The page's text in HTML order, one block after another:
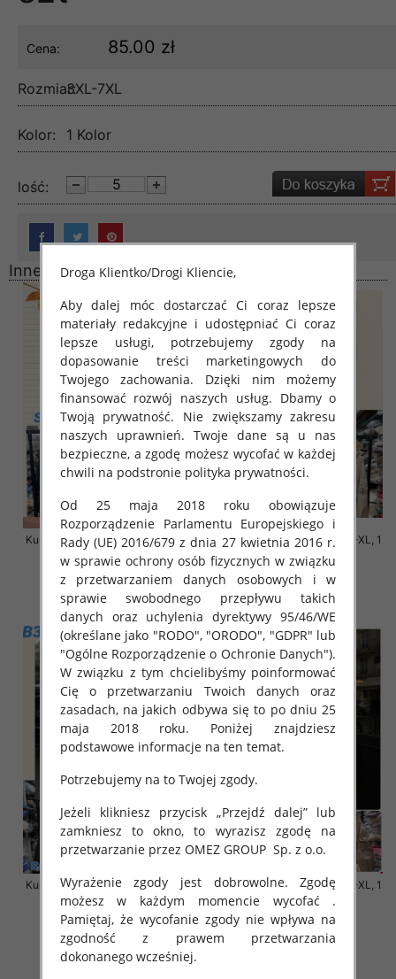
Cena: 85.00 zł
Rozmiar:3XL-7XL
Kolor: 1 Kolor
lość:
Inne produkty
Kurtki damskie cienki Roz S-M-L,
1 Kolor Paczka 3 szt
140.00 zł
szczegóły
Kurtki damskie cienki Roz S-XL, 1
Kolor Paczka 3 szt
140.00 zł
szczegóły
Kurtki damskie cienki Roz S-XL, 1
Kolor Paczka 3 szt
140.00 zł
szczegóły
Kurtki damskie cienki Roz S-XL, 1
Kolor Paczka 3 szt
140.00 zł
szczegóły
Droga Klientko/Drogi Kliencie,
Aby dalej móc dostarczać Ci coraz lepsze
materiały redakcyjne i udostępniać Ci coraz
lepsze usługi, potrzebujemy zgody na
dopasowanie treści marketingowych do
Twojego zachowania. Dzięki nim możemy
finansować rozwój naszych usług. Dbamy o
Twoją prywatność. Nie zwiększamy zakresu
naszych uprawnień. Twoje dane są u nas
bezpieczne, a zgodę możesz wycofać w każdej
chwili na podstronie polityka prywatności.
Od 25 maja 2018 roku obowiązuje
Rozporządzenie Parlamentu Europejskiego i
Rady (UE) 2016/679 z dnia 27 kwietnia 2016 r.
w sprawie ochrony osób fizycznych w związku
z przetwarzaniem danych osobowych i w
sprawie swobodnego przepływu takich
danych oraz uchylenia dyrektywy 95/46/WE
(określane jako "RODO", "ORODO", "GDPR" lub
"Ogólne Rozporządzenie o Ochronie Danych").
W związku z tym chcielibyśmy poinformować
Cię o przetwarzaniu Twoich danych oraz
zasadach, na jakich odbywa się to po dniu 25
maja 2018 roku. Poniżej znajdziesz
podstawowe informacje na ten temat.
Potrzebujemy na to Twojej zgody.
Jeżeli klikniesz przycisk „Przejdź dalej” lub
zamkniesz to okno, to wyrazisz zgodę na
przetwarzanie przez OMEZ GROUP Sp. z o.o.
Wyrażenie zgody jest dobrowolne. Zgodę
możesz w każdym momencie wycofać .
Pamiętaj, że wycofanie zgody nie wpływa na
zgodność z prawem przetwarzania
dokonanego wcześniej.